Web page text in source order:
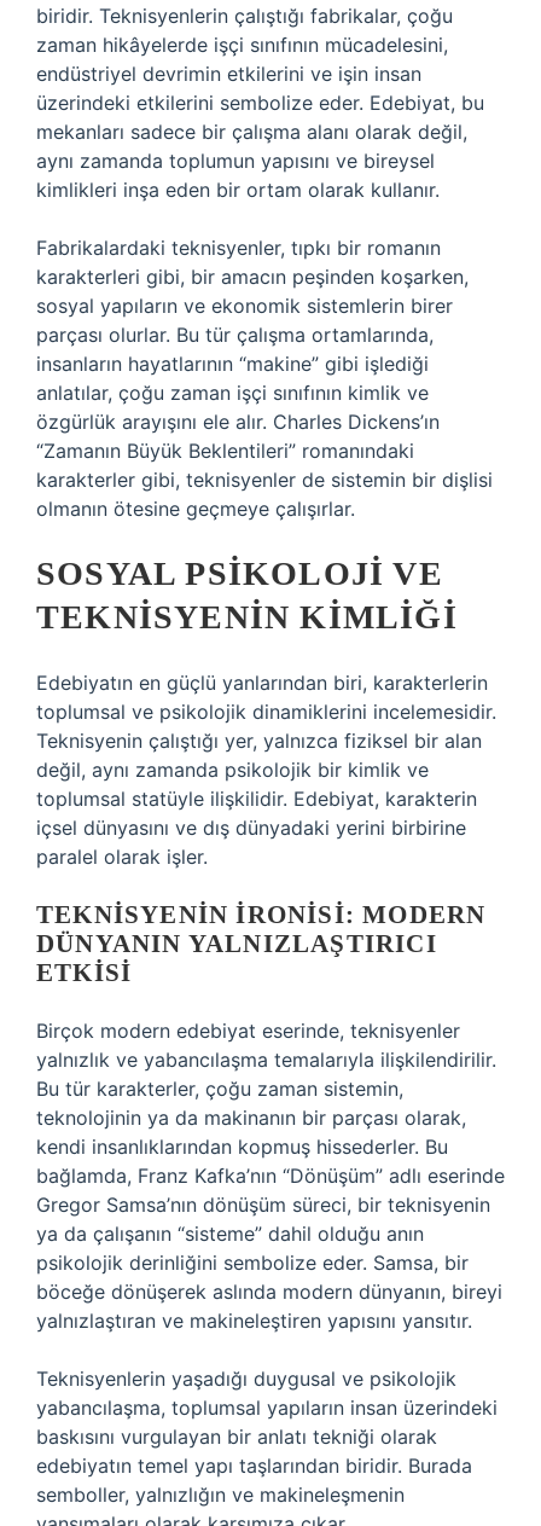
biridir. Teknisyenlerin çalıştığı fabrikalar, çoğu
zaman hikâyelerde işçi sınıfının mücadelesini,
endüstriyel devrimin etkilerini ve işin insan
üzerindeki etkilerini sembolize eder. Edebiyat, bu
mekanları sadece bir çalışma alanı olarak değil,
aynı zamanda toplumun yapısını ve bireysel
kimlikleri inşa eden bir ortam olarak kullanır.
Fabrikalardaki teknisyenler, tıpkı bir romanın
karakterleri gibi, bir amacın peşinden koşarken,
sosyal yapıların ve ekonomik sistemlerin birer
parçası olurlar. Bu tür çalışma ortamlarında,
insanların hayatlarının “makine” gibi işlediği
anlatılar, çoğu zaman işçi sınıfının kimlik ve
özgürlük arayışını ele alır. Charles Dickens’ın
“Zamanın Büyük Beklentileri” romanındaki
karakterler gibi, teknisyenler de sistemin bir dişlisi
olmanın ötesine geçmeye çalışırlar.
SOSYAL PSIKOLOJI VE
TEKNISYENIN KIMLIĞI
Edebiyatın en güçlü yanlarından biri, karakterlerin
toplumsal ve psikolojik dinamiklerini incelemesidir.
Teknisyenin çalıştığı yer, yalnızca fiziksel bir alan
değil, aynı zamanda psikolojik bir kimlik ve
toplumsal statüyle ilişkilidir. Edebiyat, karakterin
içsel dünyasını ve dış dünyadaki yerini birbirine
paralel olarak işler.
TEKNISYENIN İRONISI: MODERN
DÜNYANIN YALNIZLAŞTIRICI
ETKISI
Birçok modern edebiyat eserinde, teknisyenler
yalnızlık ve yabancılaşma temalarıyla ilişkilendirilir.
Bu tür karakterler, çoğu zaman sistemin,
teknolojinin ya da makinanın bir parçası olarak,
kendi insanlıklarından kopmuş hissederler. Bu
bağlamda, Franz Kafka’nın “Dönüşüm” adlı eserinde
Gregor Samsa’nın dönüşüm süreci, bir teknisyenin
ya da çalışanın “sisteme” dahil olduğu anın
psikolojik derinliğini sembolize eder. Samsa, bir
böceğe dönüşerek aslında modern dünyanın, bireyi
yalnızlaştıran ve makineleştiren yapısını yansıtır.
Teknisyenlerin yaşadığı duygusal ve psikolojik
yabancılaşma, toplumsal yapıların insan üzerindeki
baskısını vurgulayan bir anlatı tekniği olarak
edebiyatın temel yapı taşlarından biridir. Burada
semboller, yalnızlığın ve makineleşmenin